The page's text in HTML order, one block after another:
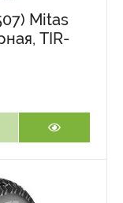
Mitas
TIR-